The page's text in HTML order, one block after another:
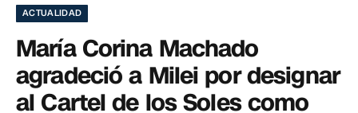
ACTUALIDAD
María Corina Machado
agradeció a Milei por designar
al Cartel de los Soles como